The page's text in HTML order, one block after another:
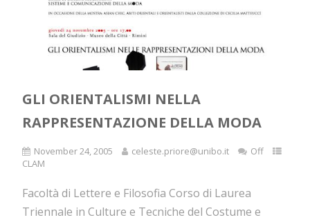
GLI ORIENTALISMI NELLA
RAPPRESENTAZIONE DELLA MODA
November 24, 2005 celeste.priore@unibo.it
Off
CLAM
Facoltà di Lettere e Filosofia Corso di Laurea
Triennale in Culture e Tecniche del Costume e